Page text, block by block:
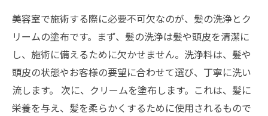
美容室で施術する際に必要不可欠なのが、髪の洗浄とク
リームの塗布です。まず、髪の洗浄は髪や頭皮を清潔に
し、施術に備えるために欠かせません。洗浄料は、髪や
頭皮の状態やお客様の要望に合わせて選び、丁寧に洗い
流します。 次に、クリームを塗布します。これは、髪に
栄養を与え、髪を柔らかくするために使用されるもので